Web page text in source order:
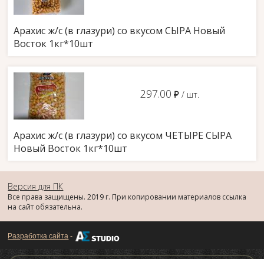
Арахис ж/с (в глазури) со вкусом СЫРА Новый
Восток 1кг*10шт
297.00 д / шт.
Арахис ж/с (в глазури) со вкусом ЧЕТЫРЕ СЫРА
Новый Восток 1кг*10шт
Версия для ПК
Все права защищены. 2019 г. При копировании материалов ссылка
на сайт обязательна.
Разработка сайта -